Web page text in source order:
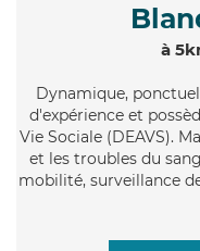
à
Dynamique,
d'expérience et
Vie Sociale (DEAVS).
et les troubles du
mobilité, surveillance